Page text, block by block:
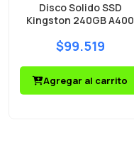
Disco Solido SSD
Kingston 240GB A400
$99.519
Agregar al carrito